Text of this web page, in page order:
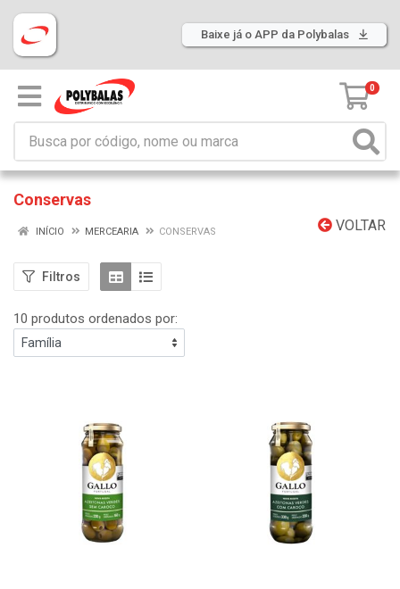
Baixe já o APP da Polybalas
0
Conservas
VOLTAR
INÍCIO MERCEARIA CONSERVAS
Filtros
10 produtos ordenados por: